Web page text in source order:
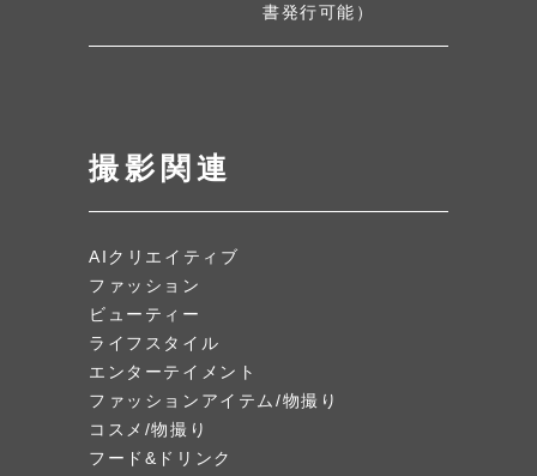
撮影関連
AIクリエイティブ
ファッション
ビューティー
ライフスタイル
エンターテイメント
ファッションアイテム/物撮り
コスメ/物撮り
フード&ドリンク
書発行可能）